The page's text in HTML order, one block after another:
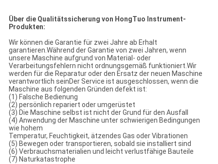
Über die Qualitätssicherung von HongTuo Instrument-
Produkten:
Wir können die Garantie für zwei Jahre ab Erhalt
garantieren.Während der Garantie von zwei Jahren, wenn
unsere Maschine aufgrund von Material- oder
Verarbeitungsfehlern nicht ordnungsgemäß funktioniert.Wir
werden für die Reparatur oder den Ersatz der neuen Maschine
verantwortlich seinDer Service ist ausgeschlossen, wenn die
Maschine aus folgenden Gründen defekt ist:
(1) Falsche Bedienung
(2) persönlich repariert oder umgerüstet
(3) Die Maschine selbst ist nicht der Grund für den Ausfall
(4) Anwendung der Maschine unter schwierigen Bedingungen
wie hohem
Temperatur, Feuchtigkeit, ätzendes Gas oder Vibrationen
(5) Bewegen oder transportieren, sobald sie installiert sind
(6) Verbrauchsmaterialien und leicht verlustfähige Bauteile
(7) Naturkatastrophe